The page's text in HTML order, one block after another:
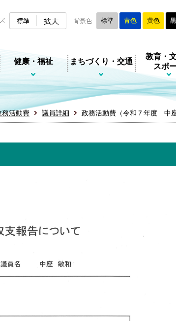
標準 拡大 背景色 標準 青色 黄色
健康・福祉 まちづくり・交通
教育・
スポ
活動費 議員詳細 政務活動費（令和７年度 中